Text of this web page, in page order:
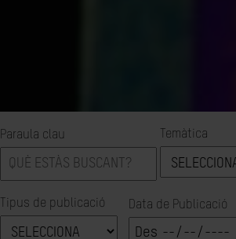
Paraula clau Temàtica
Tipus de publicació Data de Publicació